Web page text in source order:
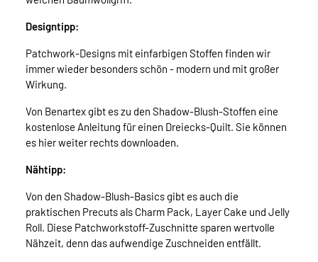
Designtipp:
Patchwork-Designs mit einfarbigen Stoffen finden wir
immer wieder besonders schön - modern und mit großer
Wirkung.
Von Benartex gibt es zu den Shadow-Blush-Stoffen eine
kostenlose Anleitung für einen Dreiecks-Quilt. Sie können
es hier weiter rechts downloaden.
Nähtipp:
Von den Shadow-Blush-Basics gibt es auch die
praktischen Precuts als Charm Pack, Layer Cake und Jelly
Roll. Diese Patchworkstoff-Zuschnitte sparen wertvolle
Nähzeit, denn das aufwendige Zuschneiden entfällt.